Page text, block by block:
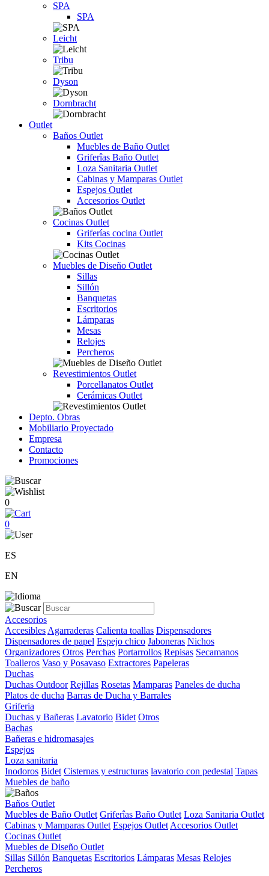
SPA
SPA
Leicht
Tribu
Dyson
Dornbracht
Outlet
Baños Outlet
Muebles de Baño Outlet
Griferîas Baño Outlet
Loza Sanitaria Outlet
Cabinas y Mamparas Outlet
Espejos Outlet
Accesorios Outlet
Cocinas Outlet
Griferías cocina Outlet
Kits Cocinas
Muebles de Diseño Outlet
Sillas
Sillón
Banquetas
Escritorios
Lámparas
Mesas
Relojes
Percheros
Revestimientos Outlet
Porcellanatos Outlet
Cerámicas Outlet
Depto. Obras
Mobiliario Proyectado
Empresa
Contacto
Promociones
0
0
ES
EN
Accesorios
Accesibles Agarraderas Calienta toallas Dispensadores
Dispensadores de papel Espejo chico Jaboneras Nichos
Organizadores Otros Perchas Portarrollos Repisas Secamanos
Toalleros Vaso y Posavaso Extractores Papeleras
Duchas
Duchas Outdoor Rejillas Rosetas Mamparas Paneles de ducha
Platos de ducha Barras de Ducha y Barrales
Griferia
Duchas y Bañeras Lavatorio Bidet Otros
Bachas
Bañeras e hidromasajes
Espejos
Loza sanitaria
Inodoros Bidet Cisternas y estructuras lavatorio con pedestal Tapas
Muebles de baño
Baños Outlet
Muebles de Baño Outlet Griferîas Baño Outlet Loza Sanitaria Outlet
Cabinas y Mamparas Outlet Espejos Outlet Accesorios Outlet
Cocinas Outlet
Muebles de Diseño Outlet
Sillas Sillón Banquetas Escritorios Lámparas Mesas Relojes
Percheros